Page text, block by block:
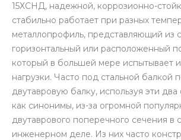
15ХСНД, надежной, коррозионно-
стабильно работает при разных
металлопрофиль, представляющий из
горизонтальный или расположенный
который в большей мере испытывает
нагрузки. Часто под стальной балкой
двутавровую балку, используя эти
как синонимы, из-за огромной
двутаврового поперечного сечения в
инженерном деле. Из них часто